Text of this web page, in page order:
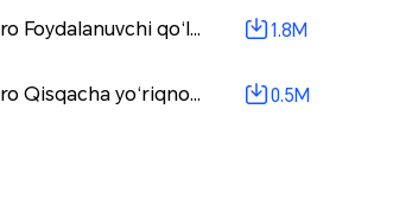
HONOR 600 Pro Foydalanuvchi qo‘llanmasi-(MagicOS 10_01,uz)[ 1.8M ]
1.8M
HONOR 600 Pro Qisqacha yo‘riqnoma-(Magic OS 10.0_01,VKP-NX9,uz)[ 0.5M ] 0.5M